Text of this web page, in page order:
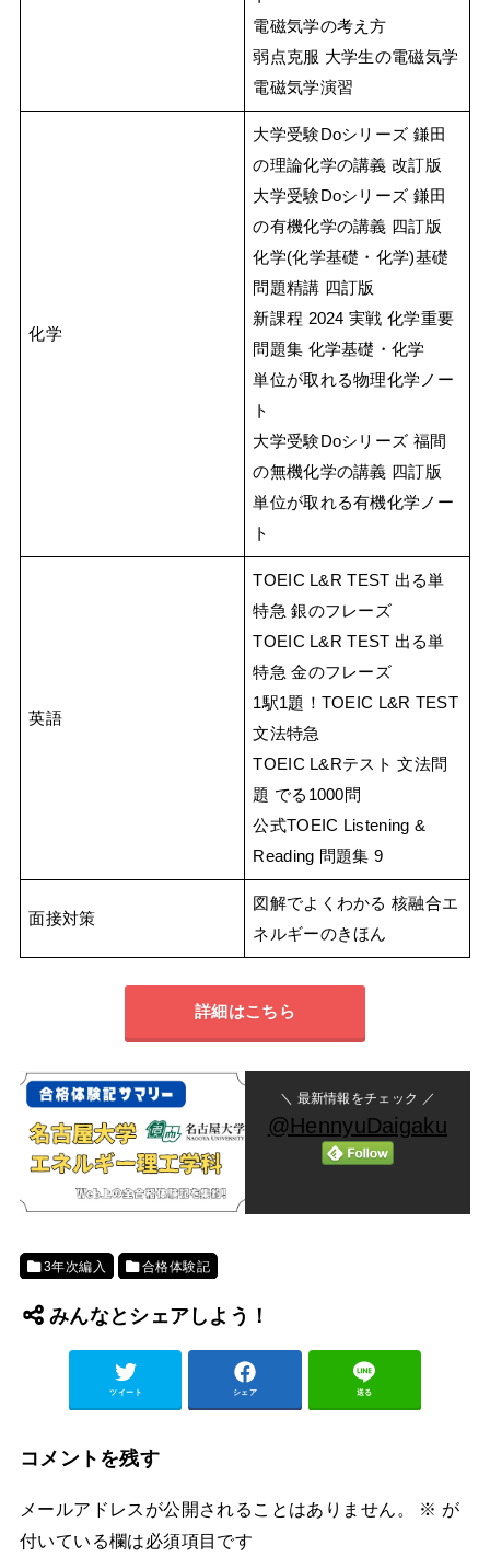
電磁気学の考え方
弱点克服 大学生の電磁気学
電磁気学演習
化学
大学受験Doシリーズ 鎌田
の理論化学の講義 改訂版
大学受験Doシリーズ 鎌田
の有機化学の講義 四訂版
化学(化学基礎・化学)基礎
問題精講 四訂版
新課程 2024 実戦 化学重要
問題集 化学基礎・化学
単位が取れる物理化学ノー
ト
大学受験Doシリーズ 福間
の無機化学の講義 四訂版
単位が取れる有機化学ノー
ト
英語
TOEIC L&R TEST 出る単
特急 銀のフレーズ
TOEIC L&R TEST 出る単
特急 金のフレーズ
1駅1題！TOEIC L&R TEST
文法特急
TOEIC L&Rテスト 文法問
題 でる1000問
公式TOEIC Listening &
Reading 問題集 9
面接対策
図解でよくわかる 核融合エ
ネルギーのきほん
詳細はこちら
＼ 最新情報をチェック ／
@HennyuDaigaku
3年次編入 合格体験記
みんなとシェアしよう！
ツイート シェア 送る
コメントを残す
メールアドレスが公開されることはありません。 ※ が
付いている欄は必須項目です